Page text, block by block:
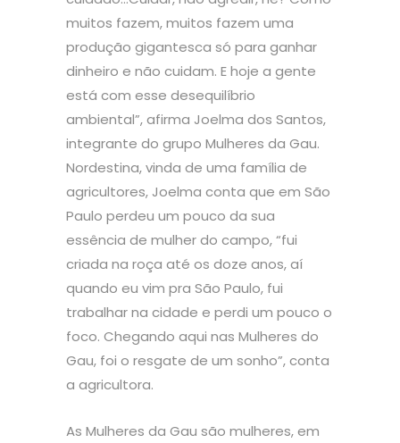
muitos fazem, muitos fazem uma
produção gigantesca só para ganhar
dinheiro e não cuidam. E hoje a gente
está com esse desequilíbrio
ambiental”, afirma Joelma dos Santos,
integrante do grupo Mulheres da Gau.
Nordestina, vinda de uma família de
agricultores, Joelma conta que em São
Paulo perdeu um pouco da sua
essência de mulher do campo, “fui
criada na roça até os doze anos, aí
quando eu vim pra São Paulo, fui
trabalhar na cidade e perdi um pouco o
foco. Chegando aqui nas Mulheres do
Gau, foi o resgate de um sonho”, conta
a agricultora.
As Mulheres da Gau são mulheres, em